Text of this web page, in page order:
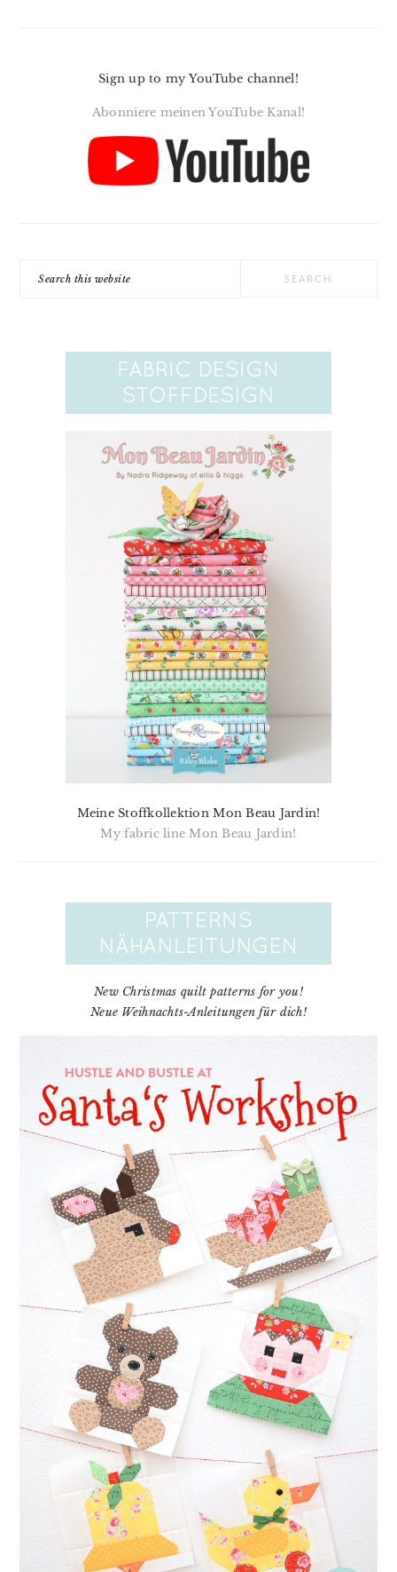
Sign up to my YouTube channel!
Abonniere meinen YouTube Kanal!
Meine Stoffkollektion Mon Beau Jardin!
My fabric line Mon Beau Jardin!
New Christmas quilt patterns for you!
Neue Weihnachts-Anleitungen für dich!